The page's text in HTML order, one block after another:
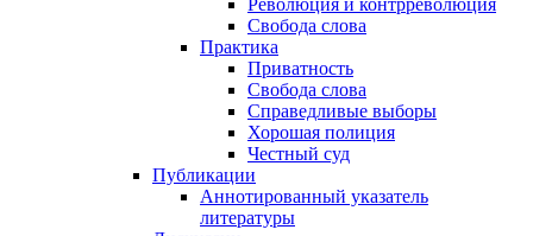
Революция и контрреволюция
Свобода слова
Практика
Приватность
Свобода слова
Справедливые выборы
Хорошая полиция
Честный суд
Публикации
Аннотированный указатель
литературы